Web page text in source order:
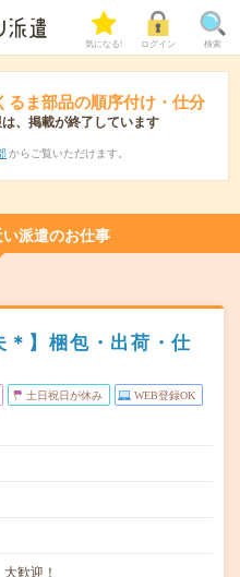
気になる! ログイン 検索
るま部品の順序付け・仕分
、掲載が終了しています
からご覧いただけます。
派遣のお仕事
＊】梱包・出荷・仕
土日祝日が休み WEB登録OK
歓迎！